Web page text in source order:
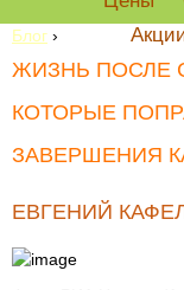
Блог ›
ЖИЗНЬ ПОСЛЕ
КОТОРЫЕ
ЗАВЕРШЕНИЯ
ЕВГЕНИЙ